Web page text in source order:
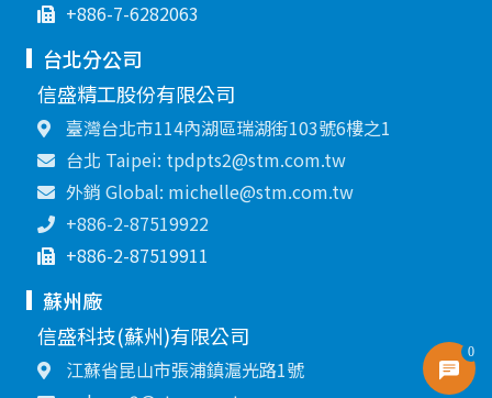
+886-7-6282063
台北分公司
信盛精工股份有限公司
臺灣台北市114內湖區瑞湖街103號6樓之1
台北 Taipei: tpdpts2@stm.com.tw
外銷 Global: michelle@stm.com.tw
+886-2-87519922
+886-2-87519911
蘇州廠
信盛科技(蘇州)有限公司
江蘇省昆山市張浦鎮滬光路1號
0